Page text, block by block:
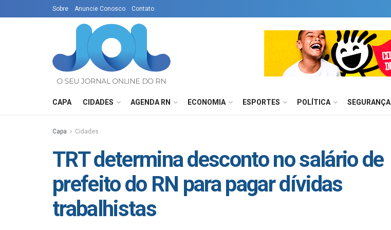
Sobre Anuncie Conosco Contato
CAPA CIDADES AGENDA RN ECONOMIA ESPORTES POLÍTICA SEGURANÇA
Capa Cidades
TRT determina desconto no salário de
prefeito do RN para pagar dívidas
trabalhistas